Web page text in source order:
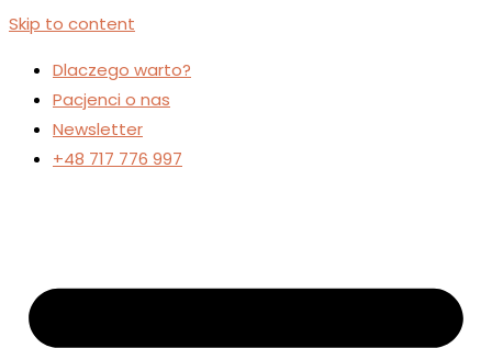
Skip to content
Dlaczego warto?
Pacjenci o nas
Newsletter
+48 717 776 997